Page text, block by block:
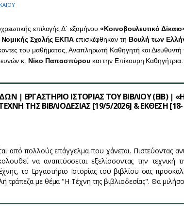
επιλογής Δ΄ εξαμήνου«Κοινοβουλευτικό
Νομικής Σχολής ΕΚΠΑ επισκέφθηκαν τη Βουλή των
του μαθήματος, Αναπληρωτή Καθηγητή και Διευθυντή
κ. Νίκο Παπασπύρουκαι την Επίκουρη Καθηγήτρια…
| ΕΡΓΑΣΤΗΡΙΟ ΙΣΤΟΡΙΑΣ ΤΟΥ ΒΙΒΛΙΟΥ (ΕΙΒ) |
ΤΗΣ ΒΙΒΛΙΟΔΕΣΙΑΣ [19/5/2026] & ΕΚΘΕΣΗ [18-
από πολλούς επάγγελμα που χάνεται. Πιστεύοντας
να αναπτύσσεται εξελίσσοντας την τεχνική
το Εργαστήριο Ιστορίας του βιβλίου σας
τράπεζα με θέμα "Η Τέχνη της βιβλιοδεσίας". Θα